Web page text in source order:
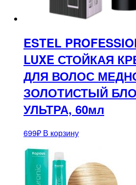
ESTEL
LUXE СТОЙКАЯ
ДЛЯ ВОЛОС
ЗОЛОТИСТЫЙ
УЛЬТРА, 60мл
699₽ В корзину